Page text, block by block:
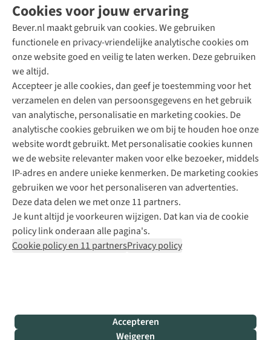
Cookies voor jouw ervaring
Bever.nl maakt gebruik van cookies. We gebruiken
functionele en privacy-vriendelijke analytische cookies om
onze website goed en veilig te laten werken. Deze gebruiken
we altijd.
Accepteer je alle cookies, dan geef je toestemming voor het
verzamelen en delen van persoonsgegevens en het gebruik
van analytische, personalisatie en marketing cookies. De
analytische cookies gebruiken we om bij te houden hoe onze
website wordt gebruikt. Met personalisatie cookies kunnen
we de website relevanter maken voor elke bezoeker, middels
IP-adres en andere unieke kenmerken. De marketing cookies
gebruiken we voor het personaliseren van advertenties.
Deze data delen we met onze 11 partners.
Je kunt altijd je voorkeuren wijzigen. Dat kan via de cookie
policy link onderaan alle pagina's.
Cookie policy en 11 partnersPrivacy policy
Accepteren
Weigeren
Direct advies van een Buitenexpert
+31 (0)85 888 50 88
+31 6 12 28 49 80
Contactformulier
Bever